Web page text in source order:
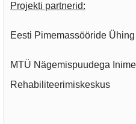
Projekti partnerid:
Eesti
MTÜ Nägemispuudega
Rehabiliteerimiskeskus